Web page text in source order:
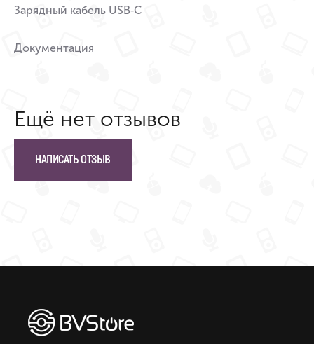
Зарядный кабель USB‑C
Документация
Ещё нет отзывов
НАПИСАТЬ ОТЗЫВ